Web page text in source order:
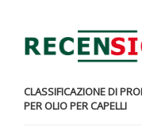
CLASSIFICAZIONE DI
PER OLIO PER CAPELLI